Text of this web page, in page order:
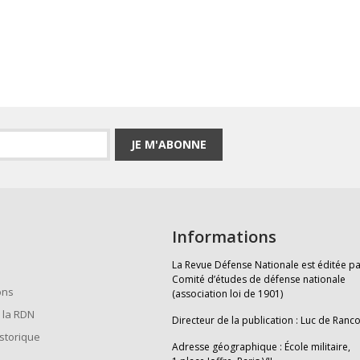
JE M'ABONNE
RDN
Informations
La Revue Défense Nationale est éditée
Comité d’études de défense nationale
(association loi de 1901)
Directeur de la publication : Luc de
Adresse géographique : École militaire,